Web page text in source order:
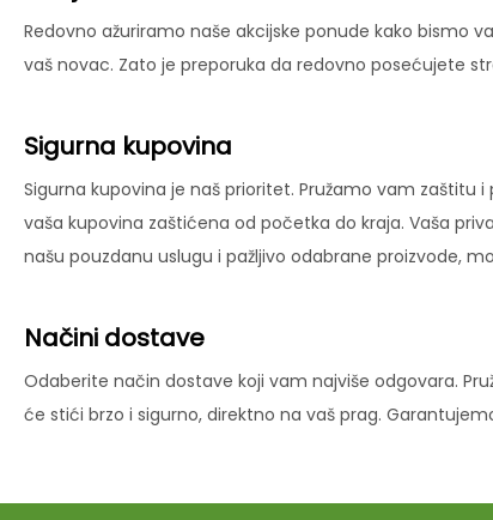
Redovno ažuriramo naše akcijske ponude kako bismo
vaš novac. Zato je preporuka da redovno posećujete
Sigurna kupovina
Sigurna kupovina je naš prioritet. Pružamo vam zaštitu
vaša kupovina zaštićena od početka do kraja. Vaša
našu pouzdanu uslugu i pažljivo odabrane proizvode,
Načini dostave
Odaberite način dostave koji vam najviše odgovara.
će stići brzo i sigurno, direktno na vaš prag.